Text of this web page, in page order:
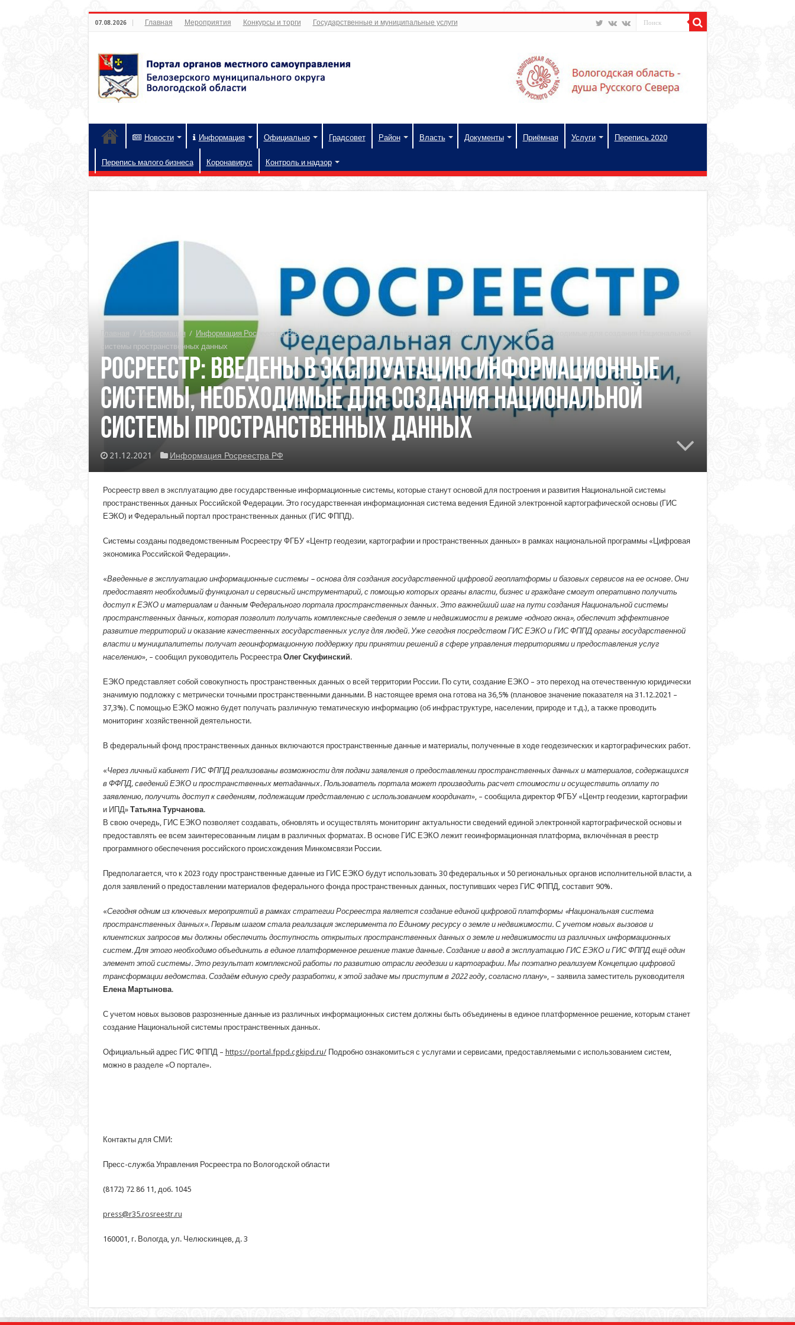
07.08.2026 Главная Мероприятия Конкурсы и торги Государственные и муниципальные услуги
Новости Информация Официально Градсовет Район Власть Документы Приёмная Услуги Перепись 2020
Перепись малого бизнеса Коронавирус Контроль и надзор
Информация / Информация Росреестра РФ / Росреестр: введены в эксплуатацию информационные системы, необходимые для создания Национальной
системы пространственных данных
Росреестр: введены в эксплуатацию информационные
системы, необходимые для создания Национальной
системы пространственных данных
21.12.2021 Информация Росреестра РФ
Росреестр ввел в эксплуатацию две государственные информационные системы, которые станут основой для построения и развития Национальной системы
пространственных данных Российской Федерации. Это государственная информационная система ведения Единой электронной картографической основы (ГИС
ЕЭКО) и Федеральный портал пространственных данных (ГИС ФППД).
Системы созданы подведомственным Росреестру ФГБУ «Центр геодезии, картографии и пространственных данных» в рамках национальной программы «Цифровая
экономика Российской Федерации».
«Введенные в эксплуатацию информационные системы – основа для создания государственной цифровой геоплатформы и базовых сервисов на ее основе. Они
предоставят необходимый функционал и сервисный инструментарий, с помощью которых органы власти, бизнес и граждане смогут оперативно получить
доступ к ЕЭКО и материалам и данным Федерального портала пространственных данных. Это важнейший шаг на пути создания Национальной системы
пространственных данных, которая позволит получать комплексные сведения о земле и недвижимости в режиме «одного окна», обеспечит эффективное
развитие территорий и оказаниекачественных государственных услуг для людей. Уже сегодня посредством ГИС ЕЭКО и ГИС ФППД органы государственной
власти и муниципалитеты получат геоинформационную поддержку при принятии решений в сфере управления территориями и предоставления услуг
населению», – сообщил руководитель Росреестра Олег Скуфинский.
ЕЭКО представляет собой совокупность пространственных данных о всей территории России. По сути, создание ЕЭКО – это переход на отечественную юридически
значимую подложку с метрически точными пространственными данными. В настоящее время она готова на 36,5% (плановое значение показателя на 31.12.2021 –
37,3%). С помощью ЕЭКО можно будет получать различную тематическую информацию (об инфраструктуре, населении, природе и т.д.), а также проводить
мониторинг хозяйственной деятельности.
В федеральный фонд пространственных данных включаются пространственные данные и материалы, полученные в ходе геодезических и картографических работ.
«Через личный кабинет ГИС ФППД реализованы возможности для подачи заявления о предоставлении пространственных данных и материалов, содержащихся
в ФФПД, сведений ЕЭКО и пространственных метаданных. Пользователь портала может производить расчет стоимости и осуществить оплату по
заявлению, получить доступ к сведениям, подлежащим представлению с использованием координат», – сообщила директор ФГБУ «Центр геодезии, картографии
и ИПД» Татьяна Турчанова.
В свою очередь, ГИС ЕЭКО позволяет создавать, обновлять и осуществлять мониторинг актуальности сведений единой электронной картографической основы и
предоставлять ее всем заинтересованным лицам в различных форматах. В основе ГИС ЕЭКО лежит геоинформационная платформа, включённая в реестр
программного обеспечения российского происхождения Минкомсвязи России.
Предполагается, что к 2023 году пространственные данные из ГИС ЕЭКО будут использовать 30 федеральных и 50 региональных органов исполнительной власти, а
доля заявлений о предоставлении материалов федерального фонда пространственных данных, поступивших через ГИС ФППД, составит 90%.
«Сегодня одним из ключевых мероприятий в рамках стратегии Росреестра является создание единой цифровой платформы «Национальная система
пространственных данных». Первым шагом стала реализация эксперимента по Единому ресурсу о земле и недвижимости. С учетом новых вызовов и
клиентских запросов мы должны обеспечить доступность открытых пространственных данных о земле и недвижимости из различных информационных
систем. Для этого необходимо объединить в единое платформенное решение такие данные. Создание и ввод в эксплуатацию ГИС ЕЭКО и ГИС ФППД ещё один
элемент этой системы. Это результат комплексной работы по развитию отрасли геодезии и картографии. Мы поэтапно реализуем Концепцию цифровой
трансформации ведомства. Создаём единую среду разработки, к этой задаче мы приступим в 2022 году, согласно плану», – заявила заместитель руководителя
Елена Мартынова.
С учетом новых вызовов разрозненные данные из различных информационных систем должны быть объединены в единое платформенное решение, которым станет
создание Национальной системы пространственных данных.
Официальный адрес ГИС ФППД – https://portal.fppd.cgkipd.ru/Подробно ознакомиться с услугами и сервисами, предоставляемыми с использованием систем,
можно в разделе «О портале».
Контакты для СМИ:
Пресс-служба Управления Росреестра по Вологодской области
(8172) 72 86 11, доб. 1045
press@r35.rosreestr.ru
160001, г. Вологда, ул. Челюскинцев, д. 3